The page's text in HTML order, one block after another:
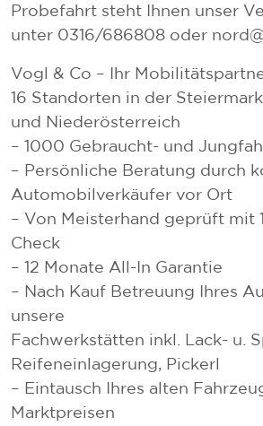
Probefahrt steht Ihnen unser
unter 0316/686808 oder
Vogl & Co – Ihr
16 Standorten in der
und Niederösterreich
– 1000 Gebraucht- und
– Persönliche Beratung durch
Automobilverkäufer vor Ort
– Von Meisterhand geprüft mit
Check
– 12 Monate All-In Garantie
– Nach Kauf Betreuung Ihres
unsere
Fachwerkstätten inkl. Lack- u.
Reifeneinlagerung, Pickerl
– Eintausch Ihres alten
Marktpreisen